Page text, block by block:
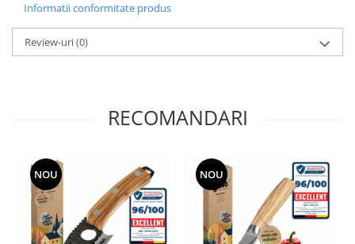
Informatii conformitate produs
Review-uri(0)
RECOMANDARI
NOU NOU